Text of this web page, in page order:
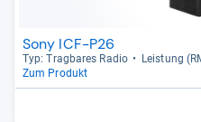
Sony ICF-P26
Typ: Trag­ba­res Radio Leis­tung
Zum Produkt